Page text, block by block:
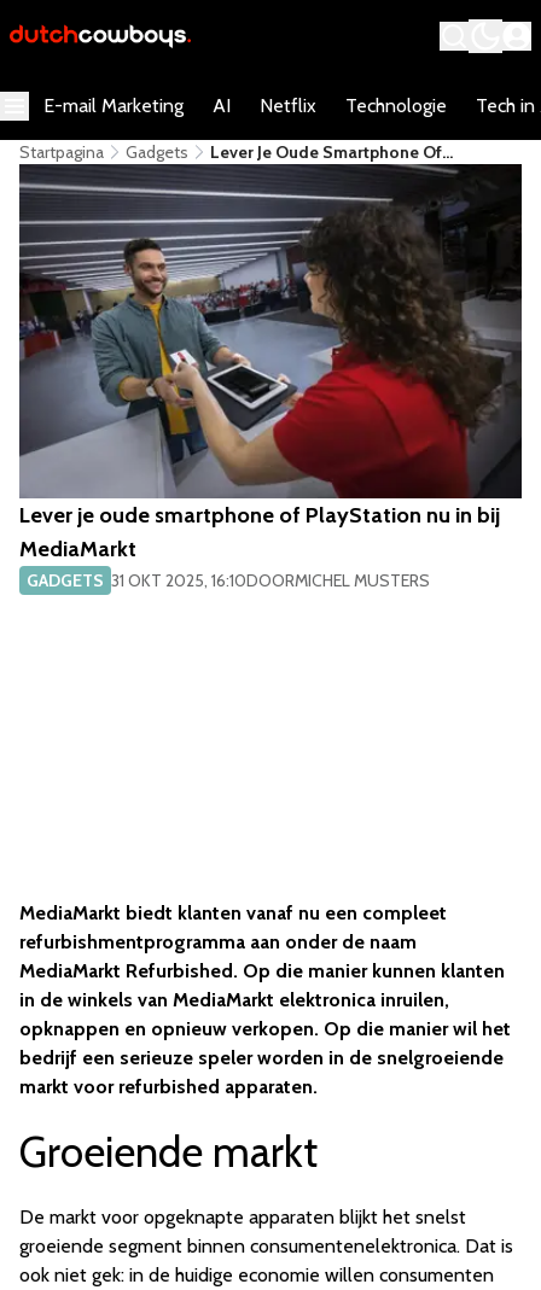
E-mail Marketing AI Netflix Technologie Tech in
Startpagina Gadgets
Lever Je Oude Smartphone Of
PlayStation Nu In Bij MediaMarkt
Lever je oude smartphone of PlayStation nu in bij
MediaMarkt
GADGETS 31 OKT 2025, 16:10DOORMICHEL MUSTERS
MediaMarkt biedt klanten vanaf nu een compleet
refurbishmentprogramma aan onder de naam
MediaMarkt Refurbished. Op die manier kunnen klanten
in de winkels van MediaMarkt elektronica inruilen,
opknappen en opnieuw verkopen. Op die manier wil het
bedrijf een serieuze speler worden in de snelgroeiende
markt voor refurbished apparaten.
Groeiende markt
De markt voor opgeknapte apparaten blijkt het snelst
groeiende segment binnen consumentenelektronica. Dat is
ook niet gek: in de huidige economie willen consumenten